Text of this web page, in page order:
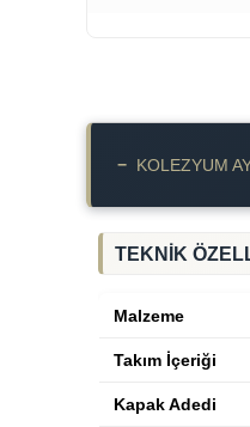
− KOLEZYUM
TEKNİK
Malzeme
Takım İçeriği
Kapak Adedi